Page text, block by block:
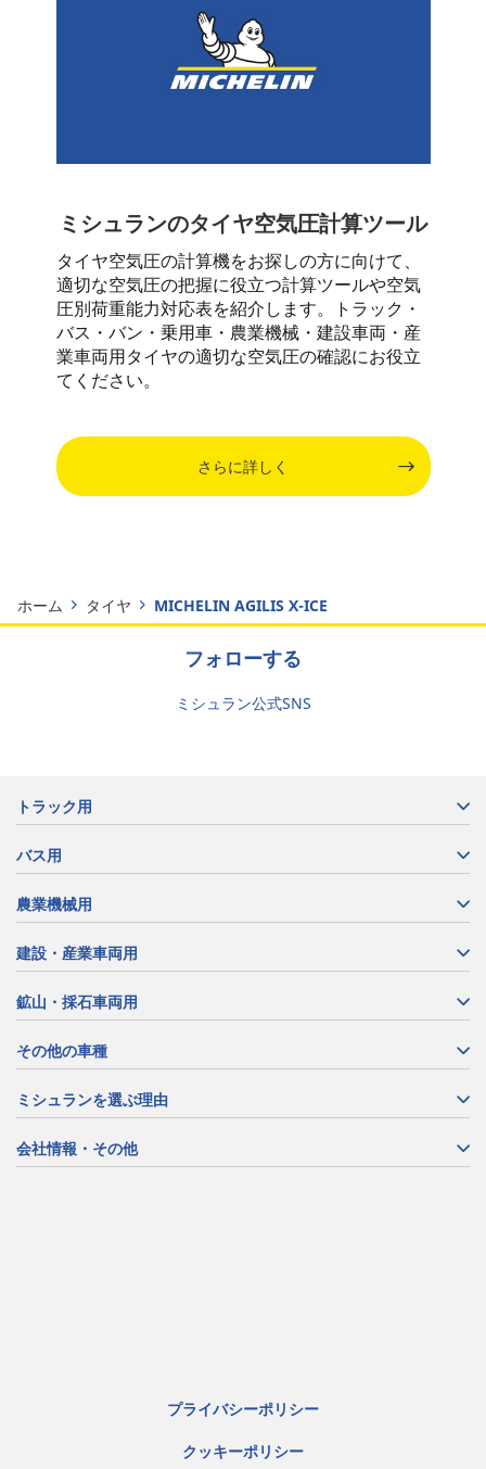
ミシュランのタイヤ空気圧計算ツール
タイヤ空気圧の計算機をお探しの方に向けて、
適切な空気圧の把握に役立つ計算ツールや空気
圧別荷重能力対応表を紹介します。トラック・
バス・バン・乗用車・農業機械・建設車両・産
業車両用タイヤの適切な空気圧の確認にお役立
てください。
さらに詳しく
ホーム タイヤ MICHELIN AGILIS X-ICE
フォローする
ミシュラン公式SNS
トラック用
バス用
農業機械用
建設・産業車両用
鉱山・採石車両用
その他の車種
ミシュランを選ぶ理由
会社情報・その他
プライバシーポリシー
クッキーポリシー